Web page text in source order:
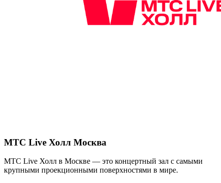
МТС Live Холл Москва
MTC Live Холл в Москве — это концертный зал с самыми
крупными проекционными поверхностями в мире.